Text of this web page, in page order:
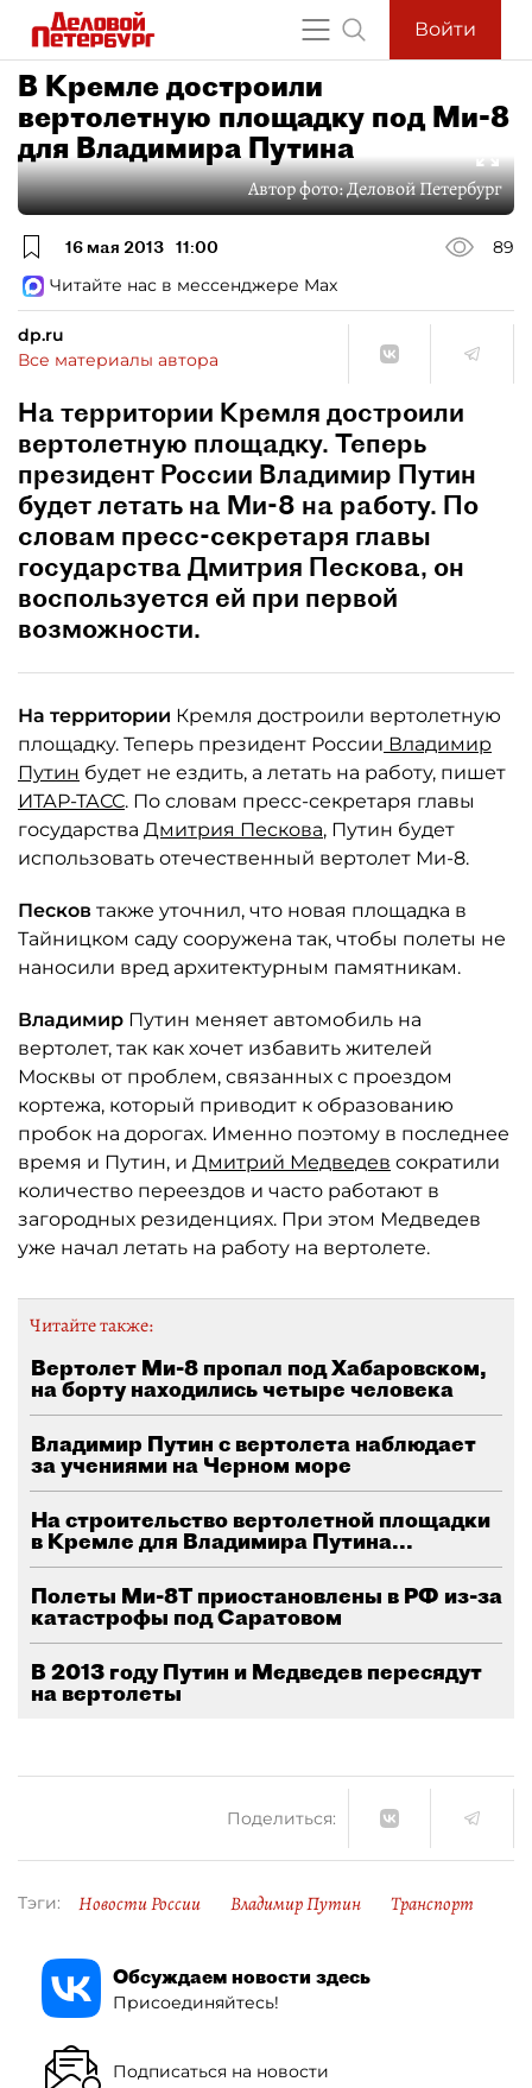
Войти
В Кремле достроили
вертолетную площадку под Ми-8
для Владимира Путина
Автор фото:Деловой Петербург
16 мая 2013 11:00
89
Читайте нас в мессенджере Max
dp.ru
Все материалы автора
На территории Кремля достроили
вертолетную площадку. Теперь
президент России Владимир Путин
будет летать на Ми-8 на работу. По
словам пресс-секретаря главы
государства Дмитрия Пескова, он
воспользуется ей при первой
возможности.
На территории Кремля достроили вертолетную
площадку. Теперь президент России Владимир
Путин будет не ездить, а летать на работу, пишет
ИТАР-ТАСС. По словам пресс-секретаря главы
государства Дмитрия Пескова, Путин будет
использовать отечественный вертолет Ми-8.
Песков также уточнил, что новая площадка в
Тайницком саду сооружена так, чтобы полеты не
наносили вред архитектурным памятникам.
Владимир Путин меняет автомобиль на
вертолет, так как хочет избавить жителей
Москвы от проблем, связанных с проездом
кортежа, который приводит к образованию
пробок на дорогах. Именно поэтому в последнее
время и Путин, и Дмитрий Медведев сократили
количество переездов и часто работают в
загородных резиденциях. При этом Медведев
уже начал летать на работу на вертолете.
Читайте также:
Вертолет Ми-8 пропал под Хабаровском,
на борту находились четыре человека
Владимир Путин с вертолета наблюдает
за учениями на Черном море
На строительство вертолетной площадки
в Кремле для Владимира Путина...
Полеты Ми-8Т приостановлены в РФ из-за
катастрофы под Саратовом
В 2013 году Путин и Медведев пересядут
на вертолеты
Поделиться:
Тэги: Новости России Владимир Путин Транспорт
Обсуждаем новости здесь
Присоединяйтесь!
Подписаться на новости